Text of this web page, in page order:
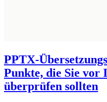
PPTX-
Punkte, die Sie vor
überprüfen sollten